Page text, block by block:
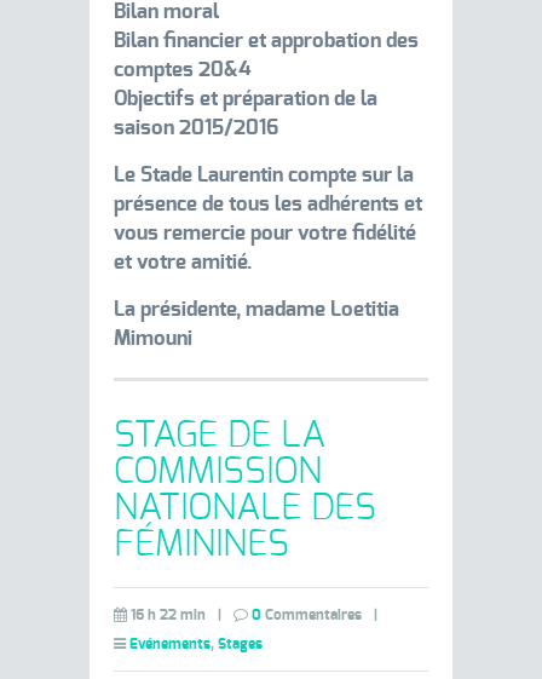
Bilan moral
Bilan financier et approbation des
comptes 20&4
Objectifs et préparation de la
saison 2015/2016
Le Stade Laurentin compte sur la
présence de tous les adhérents et
vous remercie pour votre fidélité
et votre amitié.
La présidente, madame Loetitia
Mimouni
STAGE DE LA
COMMISSION
NATIONALE DES
FÉMININES
16 h 22 min 0 Commentaires
Evénements, Stages